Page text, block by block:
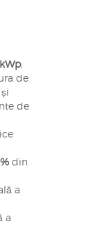
,
de
de
din
a
a